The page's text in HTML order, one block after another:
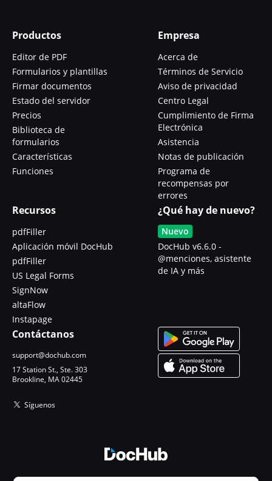
Productos
Editor de PDF
Formularios y plantillas
Firmar documentos
Estado del servidor
Precios
Biblioteca de
formularios
Características
Funciones
Empresa
Acerca de
Términos de Servicio
Aviso de privacidad
Centro Legal
Cumplimiento de Firma
Electrónica
Asistencia
Notas de publicación
Programa de
recompensas por
errores
Recursos
pdfFiller
Aplicación móvil DocHub
pdfFiller
US Legal Forms
SignNow
altaFlow
Instapage
¿Qué hay de nuevo?
Nuevo
DocHub v6.6.0 -
@menciones, asistente
de IA y más
Contáctanos
support@dochub.com
17 Station St., Ste. 303
Brookline, MA 02445
Síguenos